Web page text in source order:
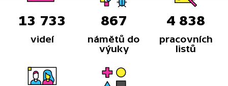
13 733
videí
867
námětů do
výuky
4 838
pracovních
listů